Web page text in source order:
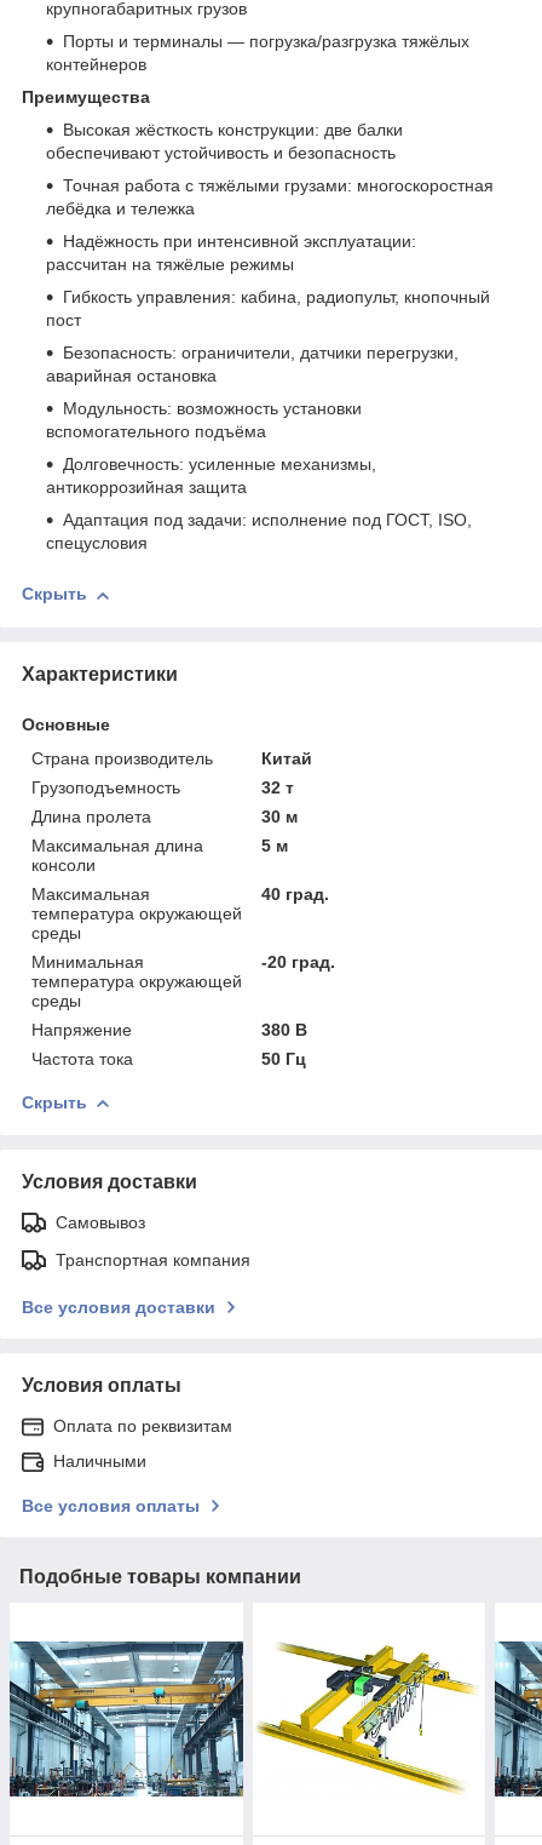
крупногабаритных грузов
Порты и терминалы — погрузка/разгрузка тяжёлых
контейнеров
Преимущества
Высокая жёсткость конструкции: две балки
обеспечивают устойчивость и безопасность
Точная работа с тяжёлыми грузами: многоскоростная
лебёдка и тележка
Надёжность при интенсивной эксплуатации:
рассчитан на тяжёлые режимы
Гибкость управления: кабина, радиопульт, кнопочный
пост
Безопасность: ограничители, датчики перегрузки,
аварийная остановка
Модульность: возможность установки
вспомогательного подъёма
Долговечность: усиленные механизмы,
антикоррозийная защита
Адаптация под задачи: исполнение под ГОСТ, ISO,
спецусловия
Скрыть
Характеристики
Основные
Страна производитель
Китай
Грузоподъемность
32 т
Длина пролета
30 м
Максимальная длина
консоли
5 м
Максимальная
температура окружающей
среды
40 град.
Минимальная
температура окружающей
среды
-20 град.
Напряжение
380 В
Частота тока
50 Гц
Скрыть
Условия доставки
Самовывоз
Транспортная компания
Все условия доставки
Условия оплаты
Оплата по реквизитам
Наличными
Все условия оплаты
Подобные товары компании